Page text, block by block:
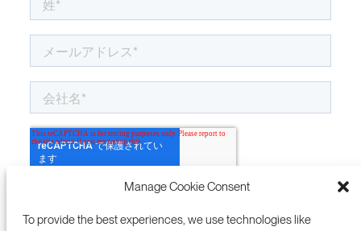
Manage Cookie Consent
To provide the best experiences, we use technologies like